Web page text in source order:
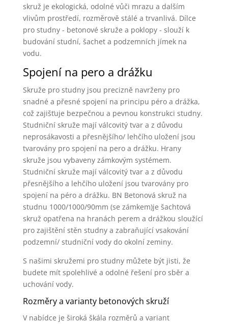
skruž je ekologická, odolné vůči mrazu a dalším
vlivům prostředí, rozměrově stálé a trvanlivá. Dílce
pro studny - betonové skruže a poklopy - slouží k
budování studní, šachet a podzemních jímek na
vodu.
Spojení na pero a drážku
Skruže pro studny jsou precizně navrženy pro
snadné a přesné spojení na principu péro a drážka,
což zajišťuje bezpečnou a pevnou konstrukci studny.
Studniční skruže mají válcovitý tvar a z důvodu
neprosákavosti a přesnějšího/ lehčího uložení jsou
tvarovány pro spojení na pero a drážku. Hrany
skruže jsou vybaveny zámkovým systémem.
Studniční skruže mají válcovitý tvar a z důvodu
přesnějšího a lehčího uložení jsou tvarovány pro
spojení na péro a drážku. BN Betonová skruž na
studnu 1000/1000/90mm (se zámkem)je šachtová
skruž opatřena na hranách perem a drážkou sloužící
pro zajištění stěn studny a zabraňující vsakování
podzemní/ studniční vody do okolní zeminy.
S našimi skružemi pro studny můžete být jisti, že
budete mít spolehlivé a odolné řešení pro sběr a
uchování vody.
Rozměry a varianty betonových skruží
V nabídce je široká škála rozměrů a variant